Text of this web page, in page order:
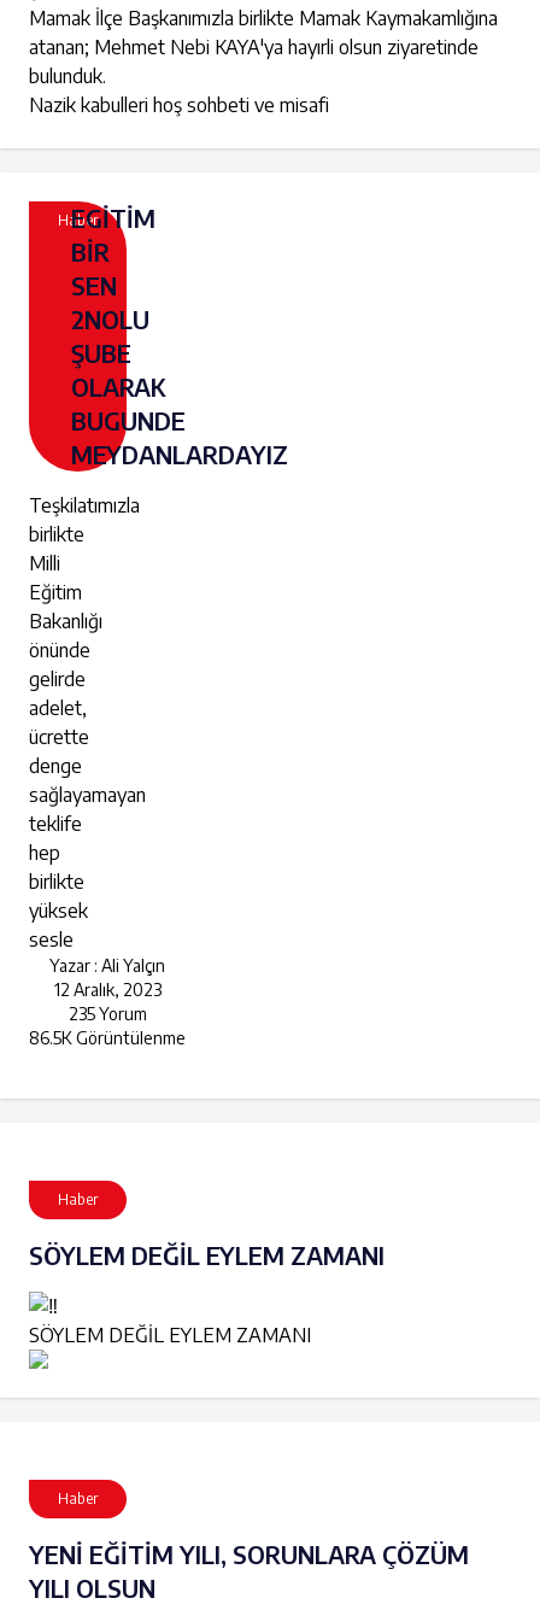
Mamak İlçe Başkanımızla birlikte Mamak Kaymakamlığına
atanan; Mehmet Nebi KAYA'ya hayırli olsun ziyaretinde
bulunduk.
Nazik kabulleri hoş sohbeti ve misafi
Haber
EGİTİM
BİR
SEN
2NOLU
ŞUBE
OLARAK
BUGUNDE
MEYDANLARDAYIZ
Teşkilatımızla
birlikte
Milli
Eğitim
Bakanlığı
önünde
gelirde
adelet,
ücrette
denge
sağlayamayan
teklife
hep
birlikte
yüksek
sesle
Yazar : Ali Yalçın
12 Aralık, 2023
235 Yorum
86.5K Görüntülenme
Haber
SÖYLEM DEĞİL EYLEM ZAMANI
SÖYLEM DEĞİL EYLEM ZAMANI
Haber
YENİ EĞİTİM YILI, SORUNLARA ÇÖZÜM
YILI OLSUN